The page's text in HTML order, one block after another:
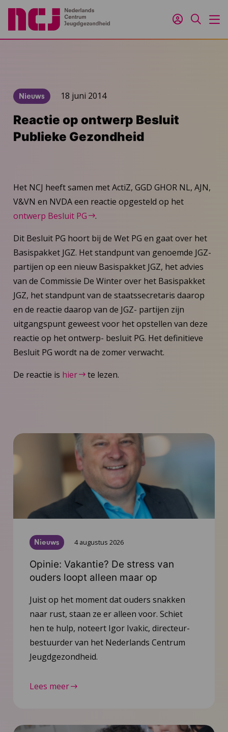
Inloggen
Zoeken
Nieuws 18 juni 2014
Reactie op ontwerp Besluit
Publieke Gezondheid
Het NCJ heeft samen met ActiZ, GGD GHOR NL, AJN,
V&VN en NVDA een reactie opgesteld op het
ontwerp Besluit PG
.
Dit Besluit PG hoort bij de Wet PG en gaat over het
Basispakket JGZ. Het standpunt van genoemde JGZ-
partijen op een nieuw Basispakket JGZ, het advies
van de Commissie De Winter over het Basispakket
JGZ, het standpunt van de staatssecretaris daarop
en de reactie daarop van de JGZ- partijen zijn
uitgangspunt geweest voor het opstellen van deze
reactie op het ontwerp- besluit PG. Het definitieve
Besluit PG wordt na de zomer verwacht.
De reactie is hier te lezen.
Nieuws 4 augustus 2026
Opinie: Vakantie? De stress van
ouders loopt alleen maar op
Juist op het moment dat ouders snakken
naar rust, staan ze er alleen voor. Schiet
hen te hulp, noteert Igor Ivakic, directeur-
bestuurder van het Nederlands Centrum
Jeugdgezondheid.
Lees meer